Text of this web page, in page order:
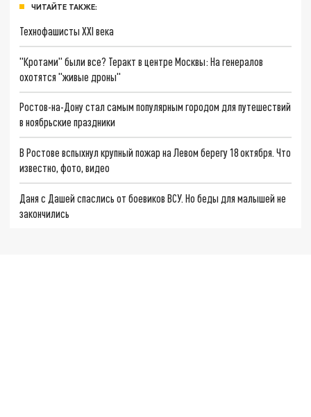
ЧИТАЙТЕ ТАКЖЕ:
Технофашисты XXI века
"Кротами" были все? Теракт в центре Москвы: На генералов
охотятся "живые дроны"
Ростов-на-Дону стал самым популярным городом для путешествий
в ноябрьские праздники
В Ростове вспыхнул крупный пожар на Левом берегу 18 октября. Что
известно, фото, видео
Даня с Дашей спаслись от боевиков ВСУ. Но беды для малышей не
закончились